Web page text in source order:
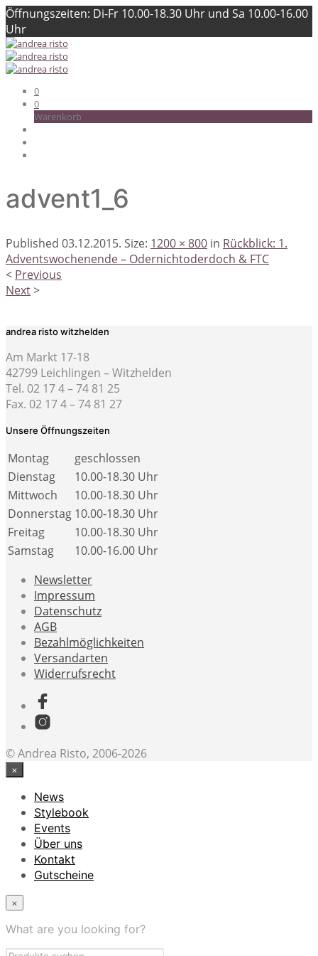
Öffnungszeiten: Di-Fr 10.00-18.30 Uhr und Sa 10.00-16.00
Uhr
0
0
Warenkorb
advent1_6
Published 03.12.2015. Size: 1200 × 800 in Rückblick: 1.
Adventswochenende – Odernichtoderdoch & FTC
< Previous
Next>
andrea risto witzhelden
Am Markt 17-18
42799 Leichlingen – Witzhelden
Tel. 02 17 4 – 74 81 25
Fax. 02 17 4 – 74 81 27
Unsere Öffnungszeiten
Montag
geschlossen
Dienstag
10.00-18.30 Uhr
Mittwoch
10.00-18.30 Uhr
Donnerstag 10.00-18.30 Uhr
Freitag
10.00-18.30 Uhr
Samstag
10.00-16.00 Uhr
Newsletter
Impressum
Datenschutz
AGB
Bezahlmöglichkeiten
Versandarten
Widerrufsrecht
© Andrea Risto, 2006-2026
×
News
Stylebook
Events
Über uns
Kontakt
Gutscheine
×
What are you looking for?